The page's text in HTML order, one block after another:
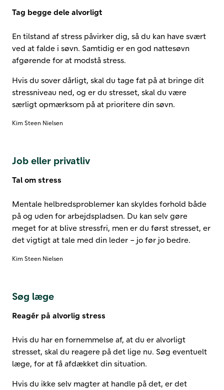
Tag begge dele alvorligt
En tilstand af stress påvirker dig, så du kan have svært
ved at falde i søvn. Samtidig er en god nattesøvn
afgørende for at modstå stress.
Hvis du sover dårligt, skal du tage fat på at bringe dit
stressniveau ned, og er du stresset, skal du være
særligt opmærksom på at prioritere din søvn.
Kim Steen Nielsen
Job eller privatliv
Tal om stress
Mentale helbredsproblemer kan skyldes forhold både
på og uden for arbejdspladsen. Du kan selv gøre
meget for at blive stressfri, men er du først stresset, er
det vigtigt at tale med din leder – jo før jo bedre.
Kim Steen Nielsen
Søg læge
Reagér på alvorlig stress
Hvis du har en fornemmelse af, at du er alvorligt
stresset, skal du reagere på det lige nu. Søg eventuelt
læge, for at få afdækket din situation.
Hvis du ikke selv magter at handle på det, er det